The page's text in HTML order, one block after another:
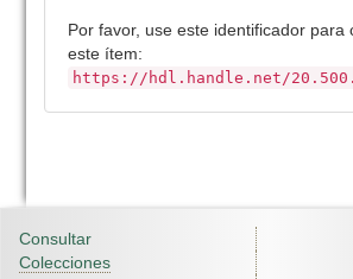
Por favor, use este identificador para
este ítem:
https://hdl.handle.net/
Consultar
Colecciones